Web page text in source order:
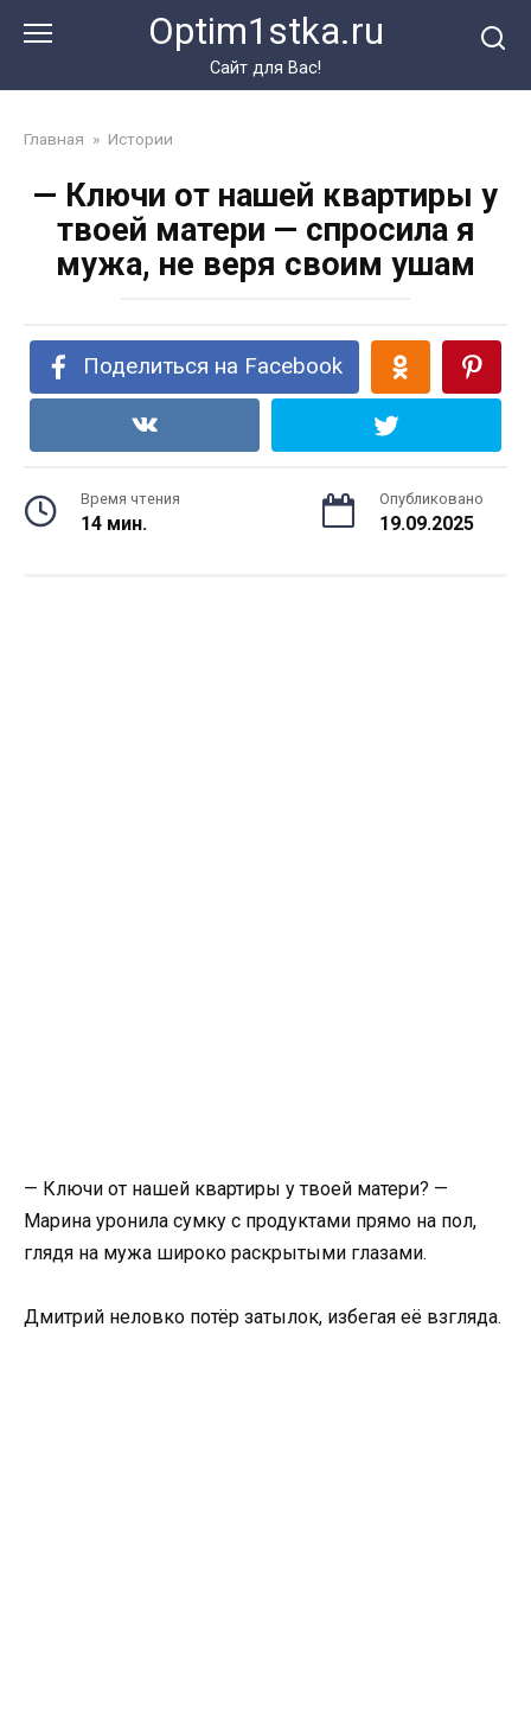
Optim1stka.ru
Сайт для Вас!
Главная » Истории
— Ключи от нашей квартиры у
твоей матери — спросила я
мужа, не веря своим ушам
Поделиться на Facebook
Время чтения
14 мин.
Опубликовано
19.09.2025
— Ключи от нашей квартиры у твоей матери? —
Марина уронила сумку с продуктами прямо на пол,
глядя на мужа широко раскрытыми глазами.
Дмитрий неловко потёр затылок, избегая её взгляда.